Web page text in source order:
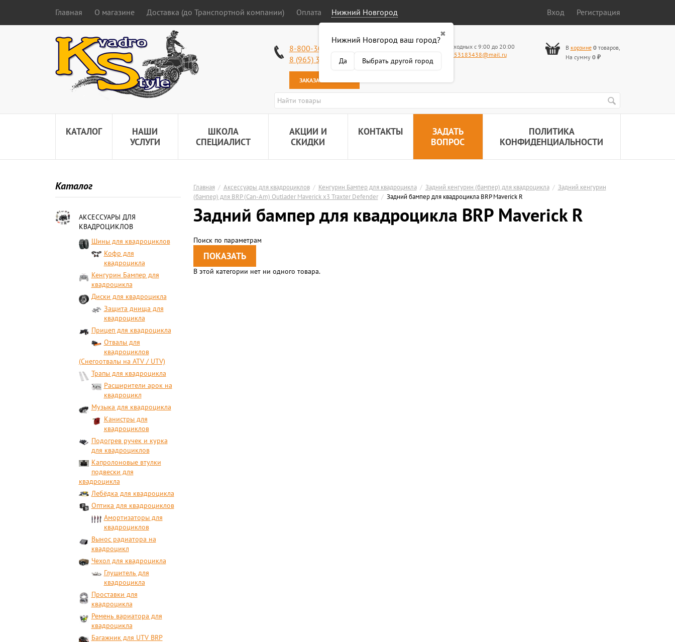
Главная О магазине Доставка (до Транспортной компании) Оплата Нижний Новгород
✖
Нижний Новгород ваш город?
Да Выбрать другой город
Вход Регистрация
8-800-301-50-58
8 (965) 318-34-38
ЗАКАЗАТЬ ЗВОНОК
Работаем без выходных с 9:00 до 20:00
89653183438@mail.ru
В корзине 0товаров,
На сумму 0 ₽
КАТАЛОГ
НАШИ
УСЛУГИ
ШКОЛА
СПЕЦИАЛИСТ
АКЦИИ И
СКИДКИ
КОНТАКТЫ
ЗАДАТЬ
ВОПРОС
ПОЛИТИКА
КОНФИДЕНЦИАЛЬНОСТИ
Каталог
АКСЕССУАРЫ ДЛЯ
КВАДРОЦИКЛОВ
Шины для квадроциклов
Кофр для
квадроцикла
Кенгурин Бампер для
квадроцикла
Диски для квадроцикла
Защита днища для
квадроцикла
Прицеп для квадроцикла
Отвалы для
квадроциклов
(Снегоотвалы на ATV / UTV)
Трапы для квадроцикла
Расширители арок на
квадроцикл
Музыка для квадроцикла
Канистры для
квадроциклов
Подогрев ручек и курка
для квадроциклов
Капролоновые втулки
подвески для
квадроцикла
Лебёдка для квадроцикла
Оптика для квадроциклов
Амортизаторы для
квадроциклов
Вынос радиатора на
квадроцикл
Чехол для квадроцикла
Глушитель для
квадроцикла
Проставки для
квадроцикла
Ремень вариатора для
квадроцикла
Багажник для UTV BRP
Главная / Аксессуары для квадроциклов / Кенгурин Бампер для квадроцикла / Задний кенгурин (бампер) для квадроцикла / Задний кенгурин
(бампер) для BRP (Can-Am) Outlader Maverick x3 Traxter Defender / Задний бампер для квадроцикла BRP Maverick R
Задний бампер для квадроцикла BRP Maverick R
Поиск по параметрам
В этой категории нет ни одного товара.